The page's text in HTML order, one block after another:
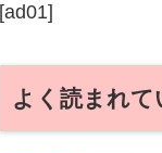
[ad01]
よく読まれて